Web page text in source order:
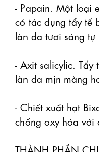
- Papain. Một loại
có tác dụng tẩy tế
làn da tươi sáng tự
- Axit salicylic. Tẩy
làn da mịn màng
- Chiết xuất hạt
chống oxy hóa với
THÀNH PHẦN